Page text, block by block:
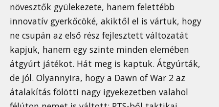
növesztők gyülekezete, hanem felettébb
innovatív gyerkőcöké, akiktől el is vártuk, hogy
ne csupán az első rész fejlesztett változatát
kapjuk, hanem egy szinte minden elemében
átgyúrt játékot. Hát meg is kaptuk. Átgyúrták,
de jól. Olyannyira, hogy a Dawn of War 2 az
átalakítás fölötti nagy igyekezetben valahol